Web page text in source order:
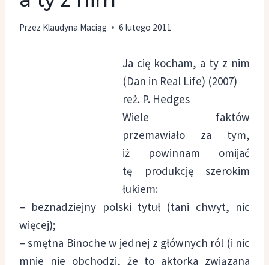
Przez Klaudyna Maciąg 6 lutego 2011
Ja cię kocham, a ty z nim
(Dan in Real Life) (2007)
reż. P. Hedges
Wiele faktów
przemawiało za tym,
iż powinnam omijać
tę produkcję szerokim
łukiem:
– beznadziejny polski tytuł (tani chwyt, nic
więcej);
– smętna Binoche w jednej z głównych ról (i nic
mnie nie obchodzi, że to aktorka związana